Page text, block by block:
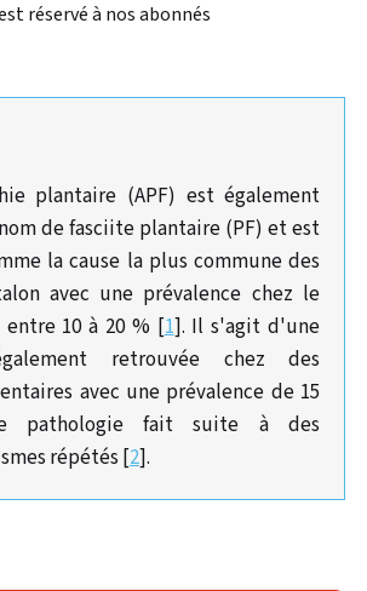
réservé à nos abonnés
plantaire (APF) est également
de fasciite plantaire (PF) et est
la cause la plus commune des
avec une prévalence chez le
10 à 20 % [1]. Il s'agit d'une
retrouvée chez des
avec une prévalence de 15
pathologie fait suite à des
répétés [2].